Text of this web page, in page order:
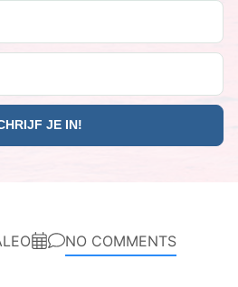
Paleo recept ontvangen?
NO COMMENTS